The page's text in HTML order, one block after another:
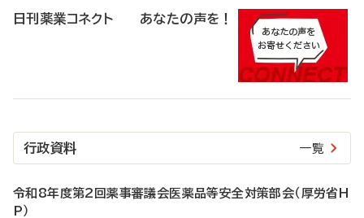
日刊薬業コネクト あなたの声を！
行政資料 一覧
令和8年度第2回薬事審議会医薬品等安全対策部会（厚労省H
P）